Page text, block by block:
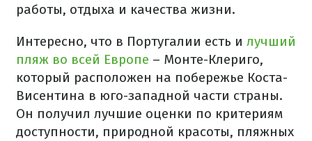
работы, отдыха и качества жизни.
Интересно, что в Португалии есть и лучший
пляж во всей Европе – Монте-Клериго,
который расположен на побережье Коста-
Висентина в юго-западной части страны.
Он получил лучшие оценки по критериям
доступности, природной красоты, пляжных